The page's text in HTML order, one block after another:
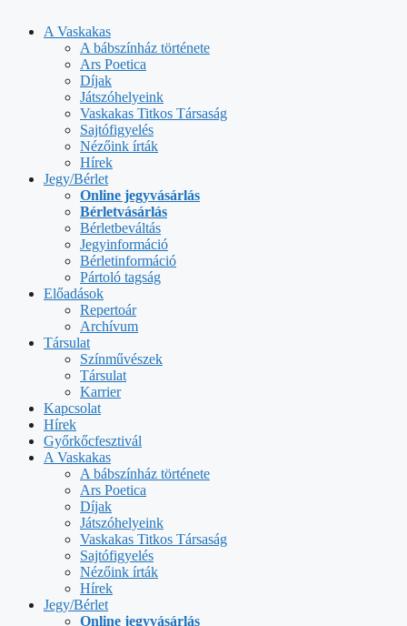
tartalomba
A Vaskakas
A bábszínház története
Ars Poetica
Díjak
Játszóhelyeink
Vaskakas Titkos Társaság
Sajtófigyelés
Nézőink írták
Hírek
Jegy/Bérlet
Online jegyvásárlás
Bérletvásárlás
Bérletbeváltás
Jegyinformáció
Bérletinformáció
Pártoló tagság
Előadások
Repertoár
Archívum
Társulat
Színművészek
Társulat
Karrier
Kapcsolat
Hírek
Győrkőcfesztivál
A Vaskakas
A bábszínház története
Ars Poetica
Díjak
Játszóhelyeink
Vaskakas Titkos Társaság
Sajtófigyelés
Nézőink írták
Hírek
Jegy/Bérlet
Online jegyvásárlás